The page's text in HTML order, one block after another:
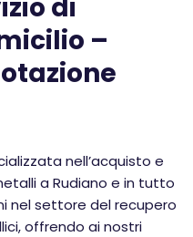
di
–
nell’acquisto e
a Rudiano e in tutto
nel settore del recupero
offrendo ai nostri